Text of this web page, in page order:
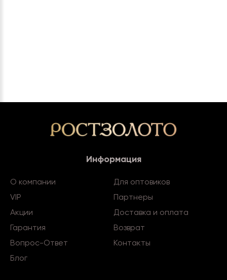
Информация
О компании
Для оптовиков
VIP
Партнеры
Акции
Доставка и оплата
Гарантия
Возврат
Вопрос-Ответ
Контакты
Блог